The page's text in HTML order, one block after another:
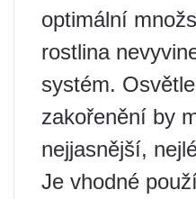
optimální
rostlina
systém.
zakořenění by
nejjasnější,
Je vhodné